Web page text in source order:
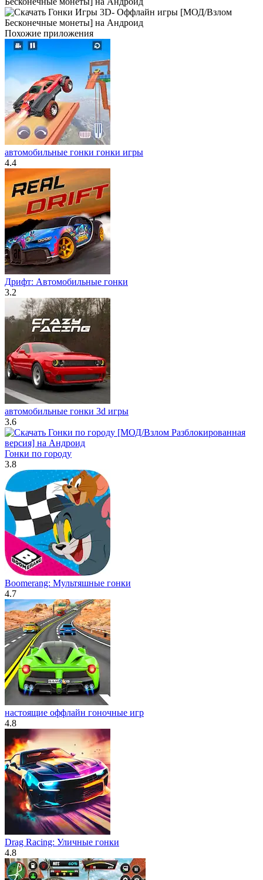
Похожие приложения
автомобильные гонки гонки игры
4.4
Дрифт: Автомобильные гонки
3.2
автомобильные гонки 3d игры
3.6
Гонки по городу
3.8
Boomerang: Мультяшные гонки
4.7
настоящие оффлайн гоночные игр
4.8
Drag Racing: Уличные гонки
4.8